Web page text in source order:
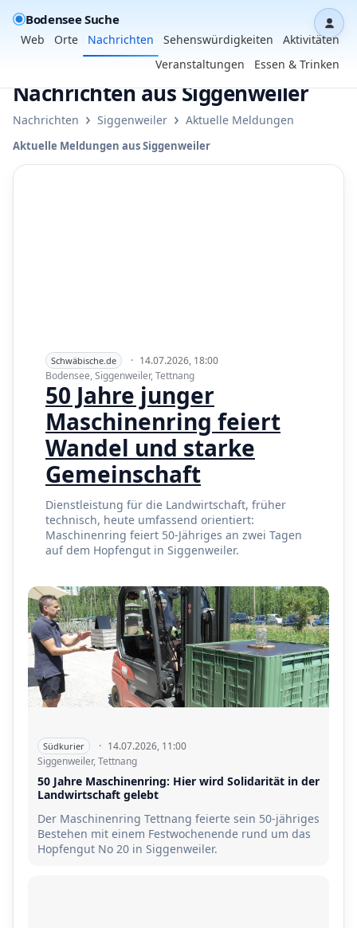
Bodensee Suche
Web Orte Nachrichten Sehenswürdigkeiten
Aktivitäten
Veranstaltungen
Essen & Trinken
Nachrichten aus Siggenweiler
Nachrichten › Siggenweiler › Aktuelle Meldungen
Aktuelle Meldungen aus Siggenweiler
Schwäbische.de · 14.07.2026, 18:00
Bodensee, Siggenweiler, Tettnang
50 Jahre junger
Maschinenring feiert
Wandel und starke
Gemeinschaft
Dienstleistung für die Landwirtschaft, früher
technisch, heute umfassend orientiert:
Maschinenring feiert 50-Jähriges an zwei Tagen
auf dem Hopfengut in Siggenweiler.
Südkurier · 14.07.2026, 11:00
Siggenweiler, Tettnang
50 Jahre Maschinenring: Hier wird Solidarität in der
Landwirtschaft gelebt
Der Maschinenring Tettnang feierte sein 50-jähriges
Bestehen mit einem Festwochenende rund um das
Hopfengut No 20 in Siggenweiler.